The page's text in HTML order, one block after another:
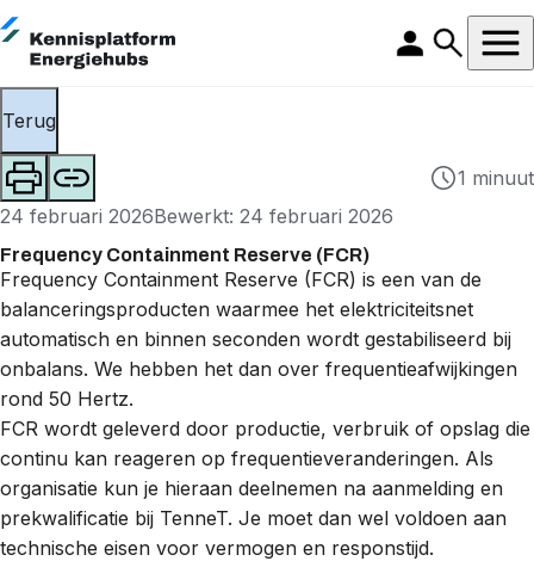
Terug
1 minuut
24 februari 2026Bewerkt: 24 februari 2026
Frequency Containment Reserve (FCR)
Frequency Containment Reserve (FCR) is een van de
balanceringsproducten waarmee het elektriciteitsnet
automatisch en binnen seconden wordt gestabiliseerd bij
onbalans. We hebben het dan over frequentieafwijkingen
rond 50 Hertz.
FCR wordt geleverd door productie, verbruik of opslag die
continu kan reageren op frequentieveranderingen. Als
organisatie kun je hieraan deelnemen na aanmelding en
prekwalificatie bij TenneT. Je moet dan wel voldoen aan
technische eisen voor vermogen en responstijd.